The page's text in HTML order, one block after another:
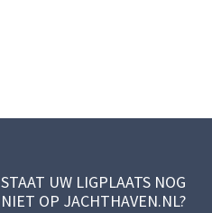
STAAT UW LIGPLAATS NOG
NIET OP JACHTHAVEN.NL?